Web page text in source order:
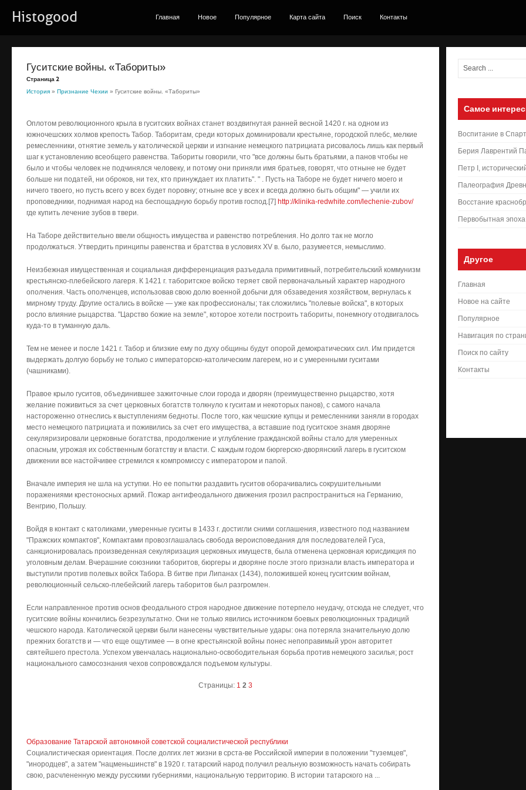
Histogood Главная Новое Популярное Карта сайта Поиск Контакты
Гуситские войны. «Табориты»
Страница 2
История » Признание Чехии » Гуситские войны. «Табориты»
Оплотом революционного крыла в гуситских войнах станет воздвигнутая ранней весной 1420 г. на одном из
южночешских холмов крепость Табор. Таборитам, среди которых доминировали крестьяне, городской плебс, мелкие
ремесленники, отнятие земель у католической церкви и изгнание немецкого патрициата рисовалось лишь как первый
шаг к установлению всеобщего равенства. Табориты говорили, что "все должны быть братьями, а панов чтобы не
было и чтобы человек не подчинялся человеку, и потому они приняли имя братьев, говорят, что отныне не будет
больше ни податей, ни оброков, ни тех, кто принуждает их платить". " . Пусть на Таборе не будет ничего моего и
ничего твоего, но пусть всего у всех будет поровну; отныне все у всех и всегда должно быть общим" — учили их
проповедники, поднимая народ на беспощадную борьбу против господ.[7] http://klinika-redwhite.com/lechenie-zubov/
где купить лечение зубов в твери.
На Таборе действительно ввели общность имущества и равенство потребления. Но долго так не могло
продолжаться. Утвердить принципы равенства и братства в условиях XV в. было, разумеется, немыслимо.
Неизбежная имущественная и социальная дифференциация разъедала примитивный, потребительский коммунизм
крестьянско-плебейского лагеря. К 1421 г. таборитское войско теряет свой первоначальный характер народного
ополчения. Часть ополченцев, использовав свою долю военной добычи для обзаведения хозяйством, вернулась к
мирному труду. Другие остались в войске — уже как профессионалы; так сложились "полевые войска", в которых
росло влияние рыцарства. "Царство божие на земле", которое хотели построить табориты, понемногу отодвигалось
куда-то в туманную даль.
Тем не менее и после 1421 г. Табор и близкие ему по духу общины будут опорой демократических сил. Им придется
выдержать долгую борьбу не только с императорско-католическим лагерем, но и с умеренными гуситами
(чашниками).
Правое крыло гуситов, объединившее зажиточные слои города и дворян (преимущественно рыцарство, хотя
желание поживиться за счет церковных богатств толкнуло к гуситам и некоторых панов), с самого начала
настороженно отнеслись к выступлениям бедноты. После того, как чешские купцы и ремесленники заняли в городах
место немецкого патрициата и поживились за счет его имущества, а вставшие под гуситское знамя дворяне
секуляризировали церковные богатства, продолжение и углубление гражданской войны стало для умеренных
опасным, угрожая их собственным богатству и власти. С каждым годом бюргерско-дворянский лагерь в гуситском
движении все настойчивее стремился к компромиссу с императором и папой.
Вначале империя не шла на уступки. Но ее попытки раздавить гуситов оборачивались сокрушительными
поражениями крестоносных армий. Пожар антифеодального движения грозил распространиться на Германию,
Венгрию, Польшу.
Войдя в контакт с католиками, умеренные гуситы в 1433 г. достигли сними соглашения, известного под названием
"Пражских компактов", Компактами провозглашалась свобода вероисповедания для последователей Гуса,
санкционировалась произведенная секуляризация церковных имуществ, была отменена церковная юрисдикция по
уголовным делам. Вчерашние союзники таборитов, бюргеры и дворяне после этого признали власть императора и
выступили против полевых войск Табора. В битве при Липанах (1434), положившей конец гуситским войнам,
революционный сельско-плебейский лагерь таборитов был разгромлен.
Если направленное против основ феодального строя народное движение потерпело неудачу, отсюда не следует, что
гуситские войны кончились безрезультатно. Они не только явились источником боевых революционных традиций
чешского народа. Католической церкви были нанесены чувствительные удары: она потеряла значительную долю
прежних богатств и — что еще ощутимее — в огне крестьянской войны понес непоправимый урон авторитет
святейшего престола. Успехом увенчалась национально-освободительная борьба против немецкого засилья; рост
национального самосознания чехов сопровождался подъемом культуры.
Страницы: 1 2 3
Образование Татарской автономной советской социалистической республики
Социалистическая ориентация. После долгих лет жизни в срста-ве Российской империи в положении "туземцев",
"инородцев", а затем "нацменьшинств" в 1920 г. татарский народ получил реальную возможность начать собирать
свою, расчлененную между русскими губерниями, национальную территорию. В истории татарского на ...
Самое
Воспитание в
Берия Лаврентий
Петр I,
Палеография
Восстание
Первобытная
Другое
Главная
Новое на сайте
Популярное
Навигация по
Поиск по сайту
Контакты